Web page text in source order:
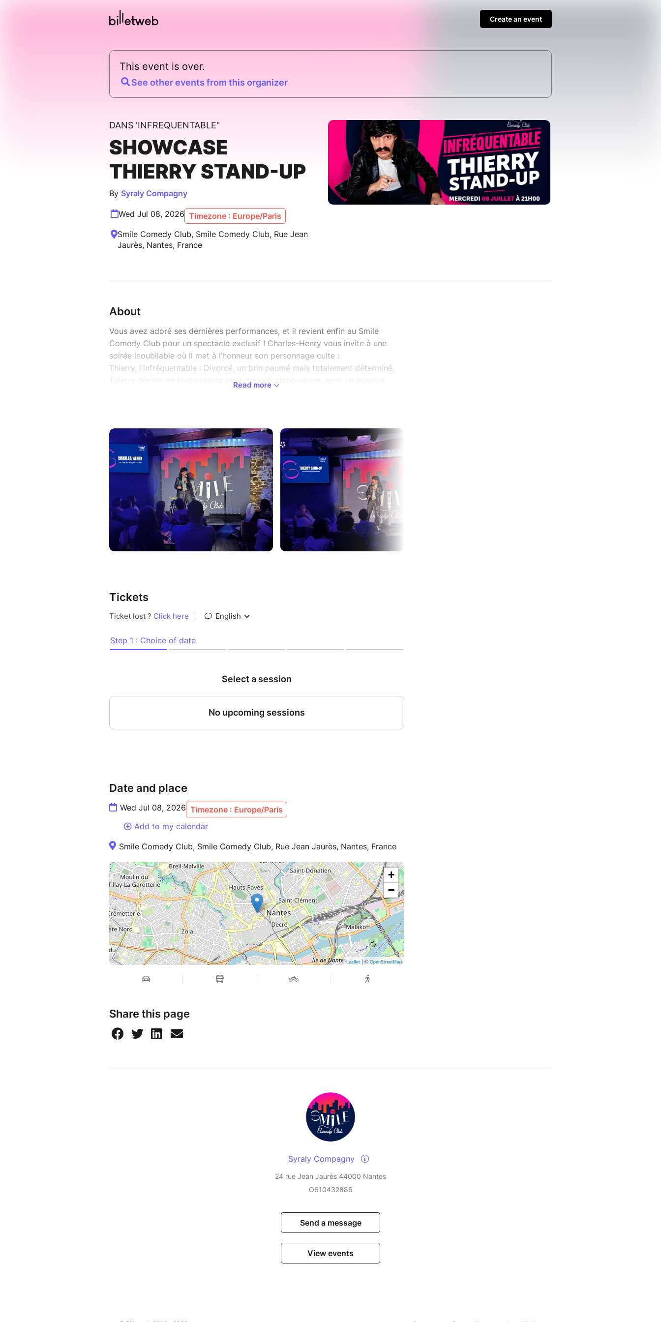
Create an event
This event is over.
See other events from this organizer
DANS 'INFREQUENTABLE"
SHOWCASE
THIERRY STAND-UP
By Syraly Compagny
Wed Jul 08, 2026 Timezone : Europe/Paris
Smile Comedy Club, Smile Comedy Club, Rue Jean
Jaurès, Nantes, France
About
Vous avez adoré ses dernières performances, et il revient enfin au Smile
Comedy Club pour un spectacle exclusif ! Charles-Henry vous invite à une
soirée inoubliable où il met à l’honneur son personnage culte :
Thierry, l'infréquentable : Divorcé, un brin paumé mais totalement déterminé,
Thierry décide de tout plaquer pour devenir stand-upper. Avec un humour
Des absurdités de l’époque aux grandes questions de société – féminisme,
charge mentale, diversité, voisin relou – tout y passe ! Thierry ose tout, quitte
à être infréquentable. Un spectacle mordant, hilarant et furieusement actuel,
où chaque rire nous pousse à réfléchir… malgré nous !
Et c'est Mercredi 08 Juillet 2026 à 21h00 au Smile Comedy Club !
Ne manquez pas l’occasion de découvrir ou redécouvrir le talent inégalable de
Charles-Henry. Et soyez prêts à rire comme jamais au Smile Comedy Club
avec son personnage culte Thierry Stand-Up. !
Read more
Tickets
Date and place
Wed Jul 08, 2026 Timezone : Europe/Paris
Add to my calendar
Smile Comedy Club, Smile Comedy Club, Rue Jean Jaurès, Nantes, France
+
−
Leaflet| ©OpenStreetMap
Share this page
Syraly Compagny
24 rue Jean Jaurès 44000 Nantes
O610432886
Send a message
View events